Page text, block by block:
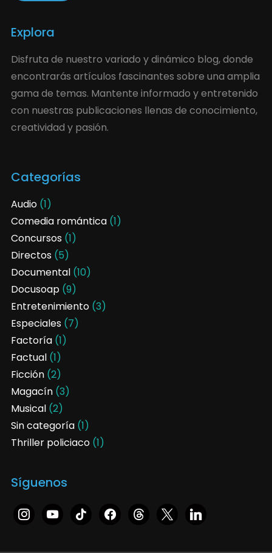
Explora
Disfruta de nuestro variado y dinámico blog, donde
encontrarás artículos fascinantes sobre una amplia
gama de temas. Mantente informado y entretenido
con nuestras publicaciones llenas de conocimiento,
creatividad y pasión.
Categorías
Audio(1)
Comedia romántica(1)
Concursos(1)
Directos(5)
Documental(10)
Docusoap(9)
Entretenimiento(3)
Especiales(7)
Factoría(1)
Factual(1)
Ficción(2)
Magacín(3)
Musical(2)
Sin categoría(1)
Thriller policiaco(1)
Síguenos